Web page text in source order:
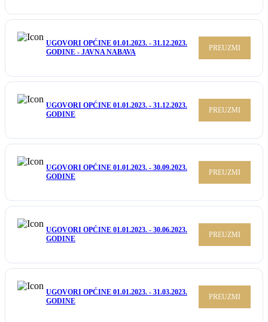
UGOVORI OPĆINE 01.01.2023. - 31.12.2023.
GODINE - JAVNA NABAVA
PREUZMI
UGOVORI OPĆINE 01.01.2023. - 31.12.2023.
GODINE
PREUZMI
UGOVORI OPĆINE 01.01.2023. - 30.09.2023.
GODINE
PREUZMI
UGOVORI OPĆINE 01.01.2023. - 30.06.2023.
GODINE
PREUZMI
UGOVORI OPĆINE 01.01.2023. - 31.03.2023.
GODINE
PREUZMI